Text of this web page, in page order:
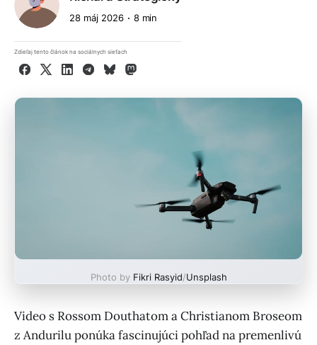
28 máj 2026 8 min
Zdieľaj tento článok na sociálnych sieťach
Facebook
X LinkedInTelegram
BlueskyMastodon
Photo by Fikri Rasyid/Unsplash
Video s Rossom Douthatom a Christianom Broseom
z Andurilu ponúka fascinujúci pohľad na premenlivú